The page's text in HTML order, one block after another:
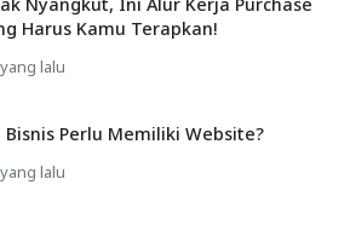
Harus Kamu Terapkan!
lalu
Bisnis Perlu Memiliki Website?
lalu